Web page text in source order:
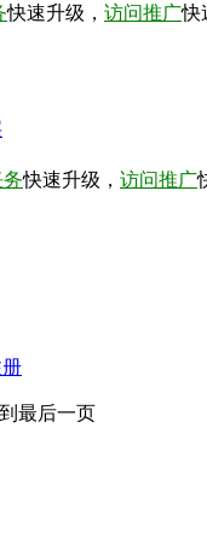
快速升级， 访问推广快
务快速升级， 访问推广
最后一页